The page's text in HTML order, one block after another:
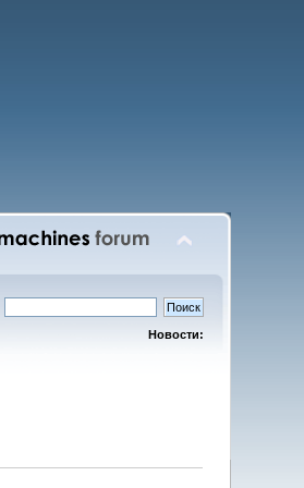
Новости: